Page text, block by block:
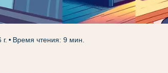
г. Время чтения: 9 мин.